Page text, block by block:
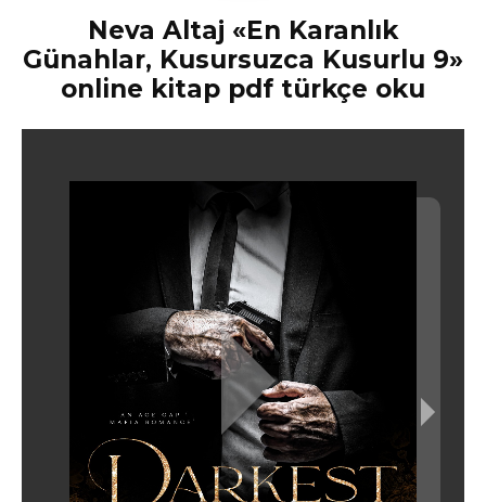
Neva Altaj «En Karanlık
Günahlar, Kusursuzca Kusurlu 9»
online kitap pdf türkçe oku